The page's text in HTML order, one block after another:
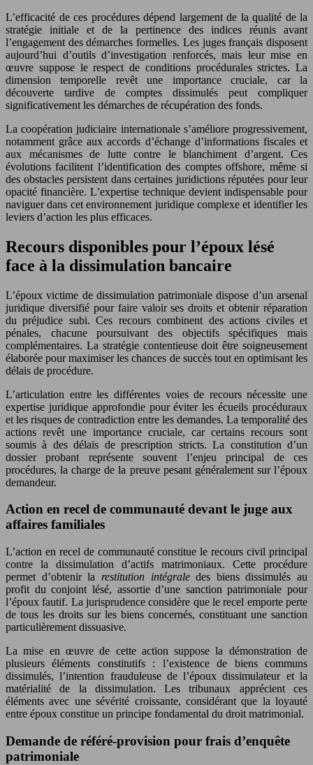
L’efficacité de ces procédures dépend largement de la qualité de la
stratégie initiale et de la pertinence des indices réunis avant
l’engagement des démarches formelles. Les juges français disposent
aujourd’hui d’outils d’investigation renforcés, mais leur mise en
œuvre suppose le respect de conditions procédurales strictes. La
dimension temporelle revêt une importance cruciale, car la
découverte tardive de comptes dissimulés peut compliquer
significativement les démarches de récupération des fonds.
La coopération judiciaire internationale s’améliore progressivement,
notamment grâce aux accords d’échange d’informations fiscales et
aux mécanismes de lutte contre le blanchiment d’argent. Ces
évolutions facilitent l’identification des comptes offshore, même si
des obstacles persistent dans certaines juridictions réputées pour leur
opacité financière. L’expertise technique devient indispensable pour
naviguer dans cet environnement juridique complexe et identifier les
leviers d’action les plus efficaces.
Recours disponibles pour l’époux lésé
face à la dissimulation bancaire
L’époux victime de dissimulation patrimoniale dispose d’un arsenal
juridique diversifié pour faire valoir ses droits et obtenir réparation
du préjudice subi. Ces recours combinent des actions civiles et
pénales, chacune poursuivant des objectifs spécifiques mais
complémentaires. La stratégie contentieuse doit être soigneusement
élaborée pour maximiser les chances de succès tout en optimisant les
délais de procédure.
L’articulation entre les différentes voies de recours nécessite une
expertise juridique approfondie pour éviter les écueils procéduraux
et les risques de contradiction entre les demandes. La temporalité des
actions revêt une importance cruciale, car certains recours sont
soumis à des délais de prescription stricts. La constitution d’un
dossier probant représente souvent l’enjeu principal de ces
procédures, la charge de la preuve pesant généralement sur l’époux
demandeur.
Action en recel de communauté devant le juge aux
affaires familiales
L’action en recel de communauté constitue le recours civil principal
contre la dissimulation d’actifs matrimoniaux. Cette procédure
permet d’obtenir la restitution intégraledes biens dissimulés au
profit du conjoint lésé, assortie d’une sanction patrimoniale pour
l’époux fautif. La jurisprudence considère que le recel emporte perte
de tous les droits sur les biens concernés, constituant une sanction
particulièrement dissuasive.
La mise en œuvre de cette action suppose la démonstration de
plusieurs éléments constitutifs : l’existence de biens communs
dissimulés, l’intention frauduleuse de l’époux dissimulateur et la
matérialité de la dissimulation. Les tribunaux apprécient ces
éléments avec une sévérité croissante, considérant que la loyauté
entre époux constitue un principe fondamental du droit matrimonial.
Demande de référé-provision pour frais d’enquête
patrimoniale